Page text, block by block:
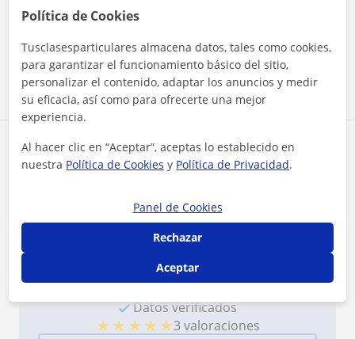
R Rubén
coordinación, muy contento con el servicio y el
peque ya me está preguntando por ella cuando
antes no había ni modo.
Reconocimientos
Datos verificados
★ ★ ★ ★ ★3 valoraciones
Política de Cookies
Tusclasesparticulares almacena datos, tales como cookies,
para garantizar el funcionamiento básico del sitio,
personalizar el contenido, adaptar los anuncios y medir
su eficacia, así como para ofrecerte una mejor
experiencia.
Al hacer clic en “Aceptar”, aceptas lo establecido en
nuestra Política de Cookies y Política de Privacidad.
Panel de Cookies
Rechazar
Aceptar